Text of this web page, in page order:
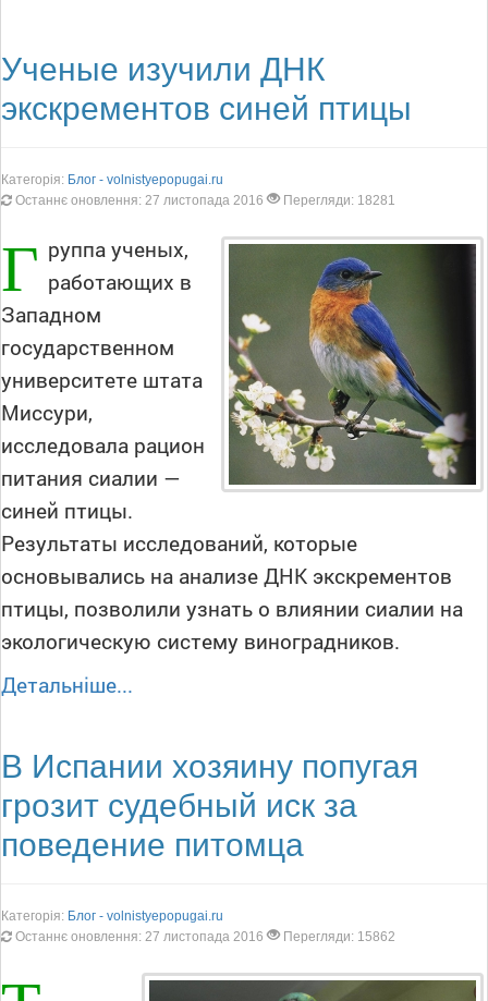
Ученые изучили ДНК
экскрементов синей птицы
Категорія: Блог - volnistyepopugai.ru
Останнє оновлення: 27 листопада 2016
Перегляди: 18281
Г руппа ученых,
работающих в
Западном
государственном
университете штата
Миссури,
исследовала рацион
питания сиалии —
синей птицы.
Результаты исследований, которые
основывались на анализе ДНК экскрементов
птицы, позволили узнать о влиянии сиалии на
экологическую систему виноградников.
Детальніше...
В Испании хозяину попугая
грозит судебный иск за
поведение питомца
Категорія: Блог - volnistyepopugai.ru
Останнє оновлення: 27 листопада 2016
Перегляди: 15862